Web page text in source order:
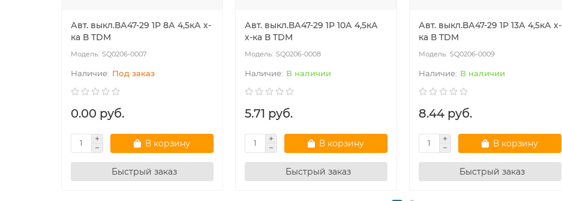
Авт. выкл.ВА47-29 1Р 8А 4,5кА х-
ка В TDM
SQ0206-0007
Под заказ
0.00 руб.
В корзину
Быстрый заказ
Авт. выкл.ВА47-29 1Р 10А 4,5кА
х-ка В TDM
SQ0206-0008
В наличии
5.71 руб.
В корзину
Быстрый заказ
Авт. выкл.ВА47-29 1Р 13А 4,5кА х-
ка В TDM
SQ0206-0009
В наличии
8.44 руб.
В корзину
Быстрый заказ